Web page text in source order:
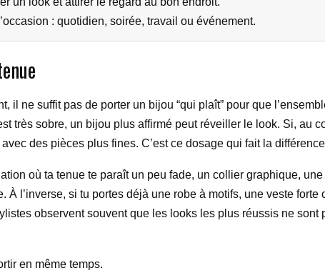
: quotidien, soirée, travail ou événement.
il ne suffit pas de porter un bijou “qui plaît” pour que
très sobre, un bijou plus affirmé peut réveiller le look. Si, au
des pièces plus fines. C’est ce dosage qui fait la
où ta tenue te paraît un peu fade, un collier graphique,
À l’inverse, si tu portes déjà une robe à motifs, une veste
observent souvent que les looks les plus réussis ne
en même temps.